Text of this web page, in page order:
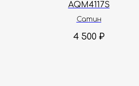
AQM4117S
Сатин
4 500 ₽